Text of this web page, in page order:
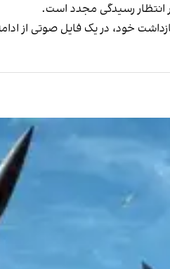
انتظار رسیدگی مجدد است.
خود، در یک فایل صوتی از